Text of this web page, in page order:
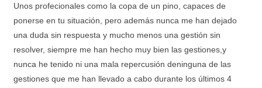
Unos profecionales como la copa de un pino, capaces de
ponerse en tu situación, pero además nunca me han dejado
una duda sin respuesta y mucho menos una gestión sin
resolver, siempre me han hecho muy bien las gestiones,y
nunca he tenido ni una mala repercusión deninguna de las
gestiones que me han llevado a cabo durante los últimos 4